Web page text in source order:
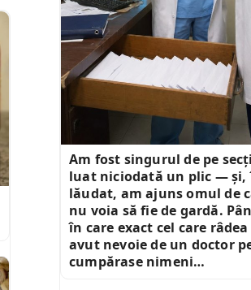
Am fost singurul de pe
luat niciodată un plic — și,
lăudat, am ajuns omul de
nu voia să fie de gardă.
în care exact cel care
avut nevoie de un doctor
cumpărase nimeni…